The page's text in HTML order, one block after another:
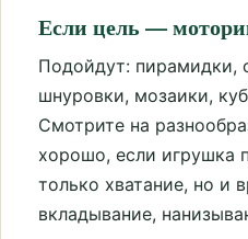
Если цель —
Подойдут: пирамидки,
шнуровки, мозаики,
Смотрите на
хорошо, если игрушка
только хватание, но и
вкладывание,